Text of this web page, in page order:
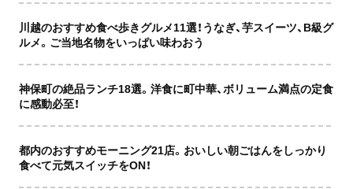
川越のおすすめ食べ歩きグルメ11選！うなぎ、芋スイーツ、B級グ
ルメ。ご当地名物をいっぱい味わおう
神保町の絶品ランチ18選。洋食に町中華、ボリューム満点の定食
に感動必至！
都内のおすすめモーニング21店。おいしい朝ごはんをしっかり
食べて元気スイッチをON！